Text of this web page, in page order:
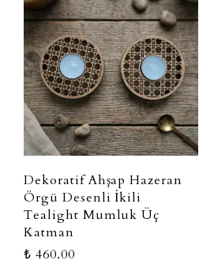
Dekoratif Ahşap Hazeran
Örgü Desenli İkili
Tealight Mumluk Üç
Katman
₺ 460.00